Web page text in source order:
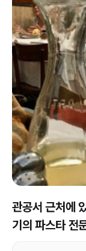
관공서 근처에
기의 파스타 전